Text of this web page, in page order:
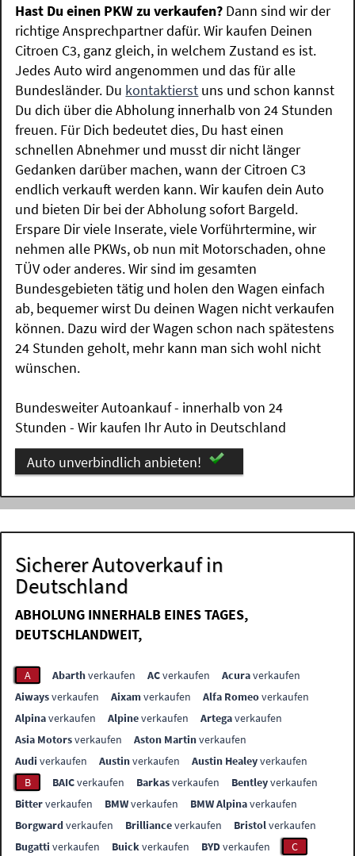
Hast Du einen PKW zu verkaufen? Dann sind wir der
richtige Ansprechpartner dafür. Wir kaufen Deinen
Citroen C3, ganz gleich, in welchem Zustand es ist.
Jedes Auto wird angenommen und das für alle
Bundesländer. Du kontaktierst uns und schon kannst
Du dich über die Abholung innerhalb von 24 Stunden
freuen. Für Dich bedeutet dies, Du hast einen
schnellen Abnehmer und musst dir nicht länger
Gedanken darüber machen, wann der Citroen C3
endlich verkauft werden kann. Wir kaufen dein Auto
und bieten Dir bei der Abholung sofort Bargeld.
Erspare Dir viele Inserate, viele Vorführtermine, wir
nehmen alle PKWs, ob nun mit Motorschaden, ohne
TÜV oder anderes. Wir sind im gesamten
Bundesgebieten tätig und holen den Wagen einfach
ab, bequemer wirst Du deinen Wagen nicht verkaufen
können. Dazu wird der Wagen schon nach spätestens
24 Stunden geholt, mehr kann man sich wohl nicht
wünschen.
Bundesweiter Autoankauf - innerhalb von 24
Stunden - Wir kaufen Ihr Auto in Deutschland
Auto unverbindlich anbieten!
Sicherer Autoverkauf in
Deutschland
ABHOLUNG INNERHALB EINES TAGES,
DEUTSCHLANDWEIT,
A Abarthverkaufen ACverkaufen Acuraverkaufen
Aiwaysverkaufen Aixamverkaufen Alfa Romeoverkaufen
Alpinaverkaufen Alpineverkaufen Artegaverkaufen
Asia Motorsverkaufen Aston Martinverkaufen
Audi verkaufen Austinverkaufen Austin Healeyverkaufen
B
BAICverkaufen Barkasverkaufen Bentleyverkaufen
Bitterverkaufen BMWverkaufen BMW Alpinaverkaufen
Borgwardverkaufen Brillianceverkaufen Bristolverkaufen
Bugatti verkaufen Buickverkaufen BYDverkaufen C